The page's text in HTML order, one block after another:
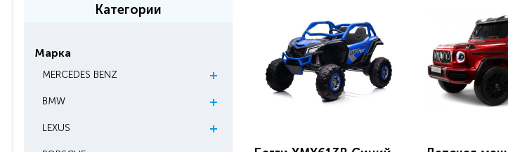
Категории
Марка
MERCEDES BENZ
BMW
LEXUS